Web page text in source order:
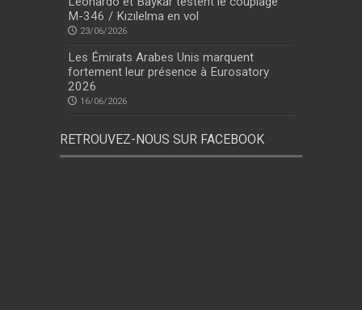
M-346 / Kızılelma en vol
23/06/2026
Les Émirats Arabes Unis marquent
fortement leur présence à Eurosatory
2026
16/06/2026
RETROUVEZ-NOUS SUR FACEBOOK